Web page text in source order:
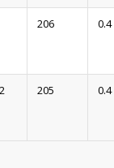
206 0.4
205 0.4